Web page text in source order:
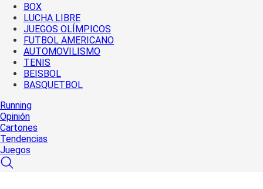
BOX
LUCHA LIBRE
JUEGOS OLÍMPICOS
FUTBOL AMERICANO
AUTOMOVILISMO
TENIS
BEISBOL
BASQUETBOL
Running
Opinión
Cartones
Tendencias
Juegos